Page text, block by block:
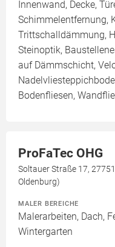
Innenwand, Decke,
Schimmelentfernung,
Trittschalldämmung,
Steinoptik,
auf Dämmschicht,
Bodenfliesen,
ProFaTec OHG
Soltauer Straße 17,
Oldenburg)
MALER BEREICHE
Malerarbeiten, Dach,
Wintergarten